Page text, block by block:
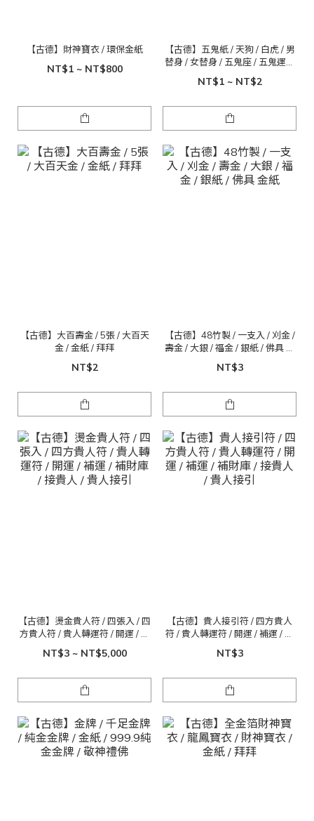
【古德】財神寶衣 / 環保金紙
NT$1 ~ NT$800
【古德】五鬼紙 / 天狗 / 白虎 / 男
替身 / 女替身 / 五鬼座 / 五鬼運財
/ 祭改 / 改運 / 解厄
NT$1 ~ NT$2
【古德】大百壽金 / 5張 / 大百天
金 / 金紙 / 拜拜
NT$2
【古德】48竹製 / 一支入 / 刈金 /
壽金 / 大銀 / 福金 / 銀紙 / 佛具 金
NT$3
【古德】燙金貴人符 / 四張入 / 四
方貴人符 / 貴人轉運符 / 開運 / 補
運 / 補財庫 / 接貴人 / 貴人接引
NT$3 ~ NT$5,000
【古德】貴人接引符 / 四方貴人
符 / 貴人轉運符 / 開運 / 補運 / 補
財庫 / 接貴人 / 貴人接引
NT$3